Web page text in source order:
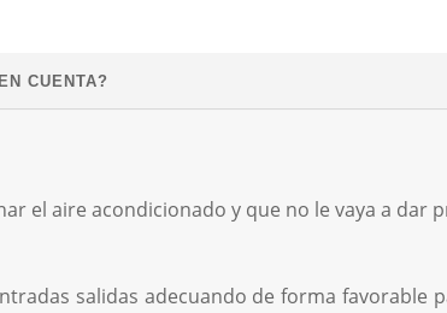
CUENTA?
el aire acondicionado y que no le vaya a dar
salidas adecuando de forma favorable